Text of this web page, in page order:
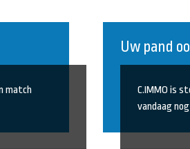
match
Uw pand
C.IMMO is
vandaag